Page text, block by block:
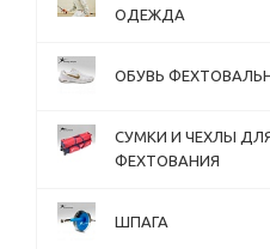
ОДЕЖДА
ОБУВЬ
СУМКИ И ЧЕХЛЫ
ФЕХТОВАНИЯ
ШПАГА